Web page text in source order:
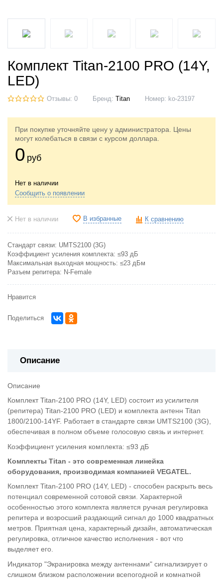
Комплект Titan-2100 PRO (14Y,
LED)
Отзывы: 0 Бренд: Titan Номер: ko-23197
При покупке уточняйте цену у администратора. Цены
могут колебаться в связи с курсом доллара.
0 руб
Нет в наличии
Сообщить о появлении
Нет в наличии В избранные К сравнению
Стандарт связи: UMTS2100 (3G)
Коэффициент усиления комплекта: ≤93 дБ
Максимальная выходная мощность: ≤23 дБм
Разъем репитера: N-Female
Нравится
Поделиться
Описание
Описание
Комплект Titan-2100 PRO (14Y, LED) состоит из усилителя
(репитера) Titan-2100 PRO (LED) и комплекта антенн Titan
1800/2100-14YF. Работает в стандарте связи UMTS2100 (3G),
обеспечивая в полном объеме голосовую связь и интернет.
Коэффициент усиления комплекта: ≤93 дБ
Комплекты Titan - это современная линейка
оборудования, производимая компанией VEGATEL.
Комплект Titan-2100 PRO (14Y, LED) - способен раскрыть весь
потенциал современной сотовой связи. Характерной
особенностью этого комплекта является ручная регулировка
репитера и возросший раздающий сигнал до 1000 квадратных
метров. Приятная цена, характерный дизайн, автоматическая
регулировка, отличное качество исполнения - вот что
выделяет его.
Индикатор "Экранировка между антеннами" сигнализирует о
слишком близком расположении всепогодной и комнатной